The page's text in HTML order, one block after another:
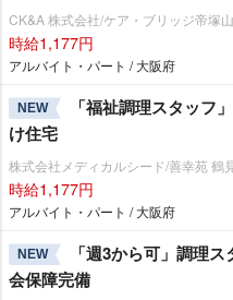
CK&A 株式会社/ケア・ブリッジ帝塚
時給1,177円
アルバイト・パート / 大阪府
NEW
「福祉調理スタッフ
け住宅
株式会社メディカルシード/善幸苑 鶴見
時給1,177円
アルバイト・パート / 大阪府
NEW
「週3から可」調理
会保障完備